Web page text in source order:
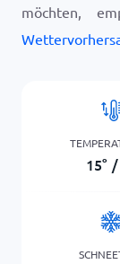
möchten,
15° /